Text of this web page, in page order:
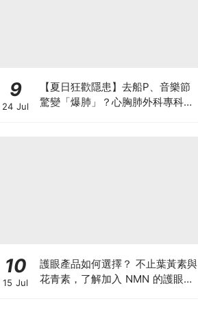
9
24 Jul
【夏日狂歡隱患】去船P、音樂節
驚變「爆肺」？心胸肺外科專科醫
10
15 Jul
護眼產品如何選擇？ 不止葉黃素與
花青素，了解加入 NMN 的護眼方